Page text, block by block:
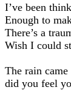
I’ve been
Enough to
There’s a
Wish I could
The rain
did you feel